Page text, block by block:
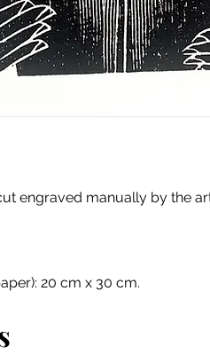
engraved manually by the
20 cm x 30 cm.